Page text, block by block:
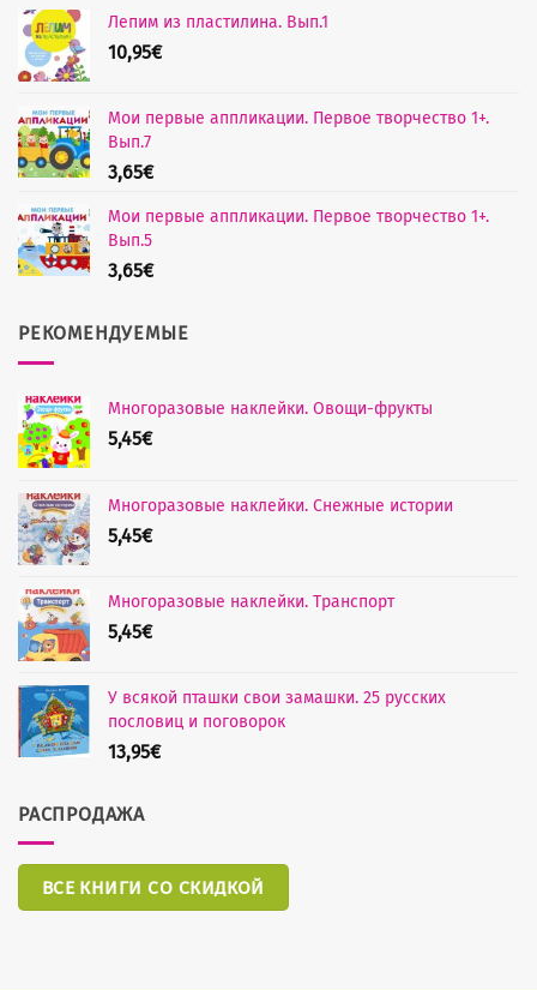
Лепим из пластилина. Вып.1
10,95€
Мои первые аппликации. Первое творчество 1+.
Вып.7
3,65€
Мои первые аппликации. Первое творчество 1+.
Вып.5
3,65€
РЕКОМЕНДУЕМЫЕ
Многоразовые наклейки. Овощи-фрукты
5,45€
Многоразовые наклейки. Снежные истории
5,45€
Многоразовые наклейки. Транспорт
5,45€
У всякой пташки свои замашки. 25 русских
пословиц и поговорок
13,95€
РАСПРОДАЖА
ВСЕ КНИГИ СО СКИДКОЙ